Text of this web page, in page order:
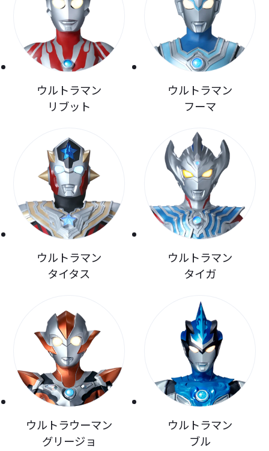
ウルトラマン
リブット
ウルトラマン
フーマ
ウルトラマン
タイタス
ウルトラマン
タイガ
ウルトラウーマン
グリージョ
ウルトラマン
ブル